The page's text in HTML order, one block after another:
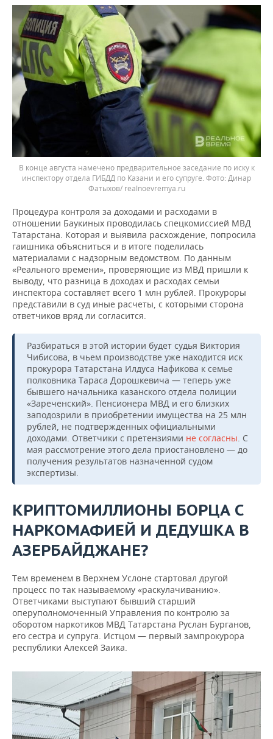
В конце августа намечено предварительное заседание по иску к
инспектору отдела ГИБДД по Казани и его супруге.
Динар
Фатыхов/ realnoevremya.ru
Процедура контроля за доходами и расходами в
отношении Баукиных проводилась спецкомиссией МВД
Татарстана. Которая и выявила расхождение, попросила
гаишника объясниться и в итоге поделилась
материалами с надзорным ведомством. По данным
«Реального времени», проверяющие из МВД пришли к
выводу, что разница в доходах и расходах семьи
инспектора составляет всего 1 млн рублей. Прокуроры
представили в суд иные расчеты, с которыми сторона
ответчиков вряд ли согласится.
Разбираться в этой истории будет судья Виктория
Чибисова, в чьем производстве уже находится иск
прокурора Татарстана Илдуса Нафикова к семье
полковника Тараса Дорошкевича — теперь уже
бывшего начальника казанского отдела полиции
«Зареченский». Пенсионера МВД и его близких
заподозрили в приобретении имущества на 25 млн
рублей, не подтвержденных официальными
доходами. Ответчики с претензиями не согласны. С
мая рассмотрение этого дела приостановлено — до
получения результатов назначенной судом
экспертизы.
КРИПТОМИЛЛИОНЫ БОРЦА С
НАРКОМАФИЕЙ И ДЕДУШКА В
АЗЕРБАЙДЖАНЕ?
Тем временем в Верхнем Услоне стартовал другой
процесс по так называемому «раскулачиванию».
Ответчиками выступают бывший старший
оперуполномоченный Управления по контролю за
оборотом наркотиков МВД Татарстана Руслан Бурганов,
его сестра и супруга. Истцом — первый зампрокурора
республики Алексей Заика.